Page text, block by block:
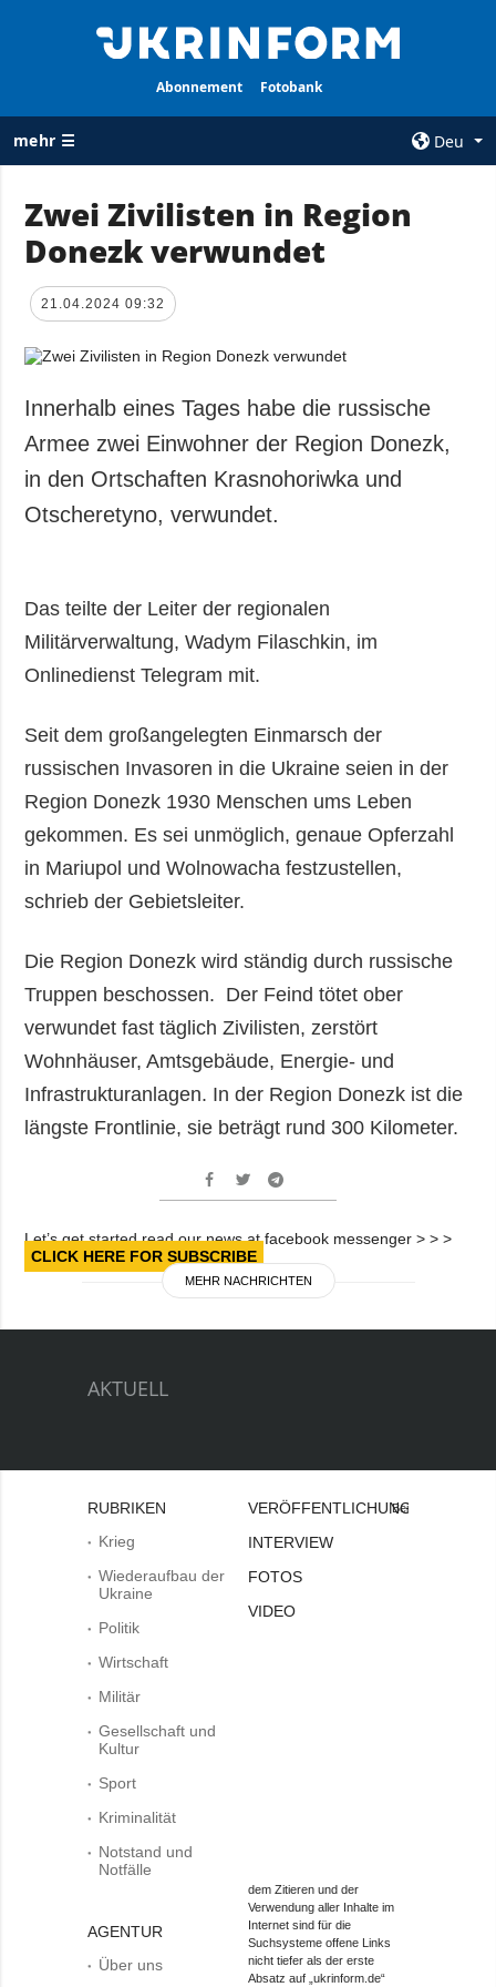
Abonnement Fotobank
mehr ☰
Deu
ALLE
Krieg
der Ukraine
Politik
Wirtschaft
Militär
Gesellschaft und
Kriminalität
Notstand und
Notfälle
AGENTUR
services
Vertraulichkeit
und zum Schutz
personenbezogener
Daten
Veröffentlichungen
Interview
Fotos
Abonnement
Fotobank
Zwei Zivilisten in Region
Donezk verwundet
21.04.2024 09:32
Innerhalb eines Tages habe die russische
Armee zwei Einwohner der Region Donezk,
in den Ortschaften Krasnohoriwka und
Otscheretyno, verwundet.
Das teilte der Leiter der regionalen
Militärverwaltung, Wadym Filaschkin, im
Onlinedienst Telegram mit.
Seit dem großangelegten Einmarsch der
russischen Invasoren in die Ukraine seien in der
Region Donezk 1930 Menschen ums Leben
gekommen. Es sei unmöglich, genaue Opferzahl
in Mariupol und Wolnowacha festzustellen,
schrieb der Gebietsleiter.
Die Region Donezk wird ständig durch russische
Truppen beschossen. Der Feind tötet ober
verwundet fast täglich Zivilisten, zerstört
Wohnhäuser, Amtsgebäude, Energie- und
Infrastrukturanlagen. In der Region Donezk ist die
längste Frontlinie, sie beträgt rund 300 Kilometer.
Let’s get started read our news at facebook messenger > > >
CLICK HERE FOR SUBSCRIBE
MEHR NACHRICHTEN
AKTUELL
RUBRIKEN
Krieg
Wiederaufbau der
Ukraine
Politik
Wirtschaft
Militär
Gesellschaft und
Kultur
Sport
Kriminalität
Notstand und
Notfälle
AGENTUR
Über uns
VERÖFFENTLICHUNGEN
INTERVIEW
FOTOS
VIDEO
Bei
dem Zitieren und der
Verwendung aller Inhalte im
Internet sind für die
Suchsysteme offene Links
nicht tiefer als der erste
Absatz auf „ukrinform.de“